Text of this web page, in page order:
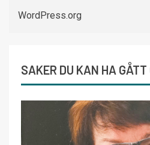
WordPress.org
SAKER DU KAN HA